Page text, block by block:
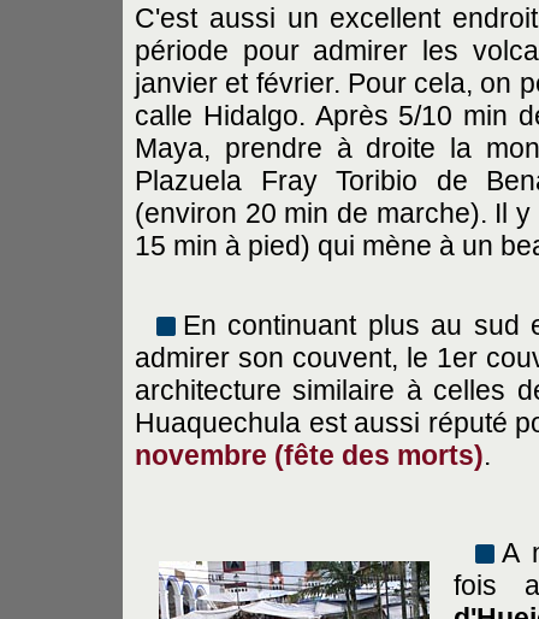
C'est aussi un excellent
période pour admirer les
janvier et février. Pour cela, on
calle Hidalgo. Après 5/10 min
Maya, prendre à droite la
Plazuela Fray Toribio de
(environ 20 min de marche). Il
15 min à pied) qui mène à un
En continuant plus au
admirer son couvent, le 1er
architecture similaire à celles
Huaquechula est aussi réputé
novembre (fête des morts).
A
fois